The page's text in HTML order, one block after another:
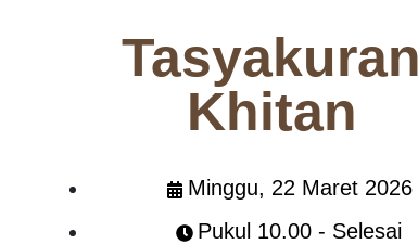
Tasyakuran
Khitan
Minggu, 22 Maret 2026
Pukul 10.00 - Selesai